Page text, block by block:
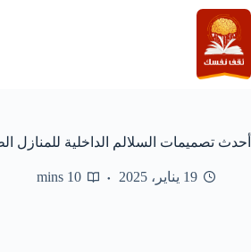
التجاوز
إلى
المحتوى
أحدث تصميمات السلالم الداخلية للمنازل
19 يناير، 2025 10 mins